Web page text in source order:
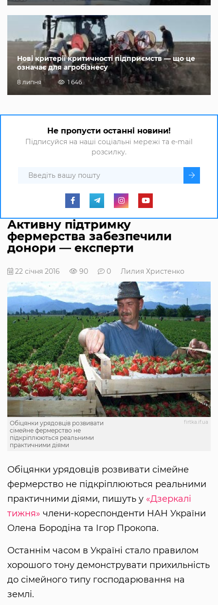
Нові критерії критичності підприємств — що це
означає для агробізнесу
8 липня 1 646
Не пропусти останні новини!
Підписуйся на наші соціальні мережі та e-mail
розсилку.
Активну підтримку
фермерства забезпечили
донори — експерти
22 січня 2016 90 0 Лилия Христенко
firtka.if.ua
Обіцянки урядовців розвивати
сімейне фермерство не
підкріплюються реальними
практичними діями
Обіцянки урядовців розвивати сімейне
фермерство не підкріплюються реальними
практичними діями, пишуть у «Дзеркалі
тижня» члени-кореспонденти НАН України
Олена Бородіна та Ігор Прокопа.
Останнім часом в Україні стало правилом
хорошого тону демонструвати прихильність
до сімейного типу господарювання на
землі.